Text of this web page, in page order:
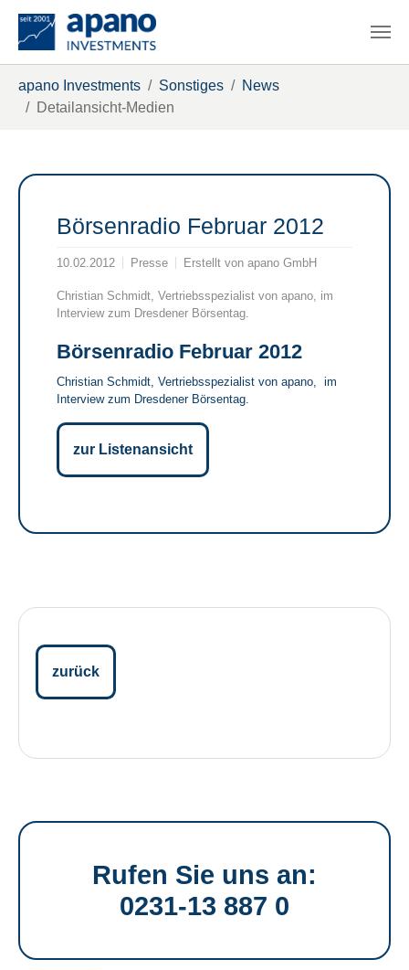
apano Investments Sonstiges
News
Detailansicht-Medien
Börsenradio Februar 2012
10.02.2012 Presse Erstellt von apano GmbH
Christian Schmidt, Vertriebsspezialist von apano, im
Interview zum Dresdener Börsentag.
Börsenradio Februar 2012
Christian Schmidt, Vertriebsspezialist von apano, im
Interview zum Dresdener Börsentag.
zur Listenansicht
zurück
Rufen Sie uns an:
0231-13 887 0